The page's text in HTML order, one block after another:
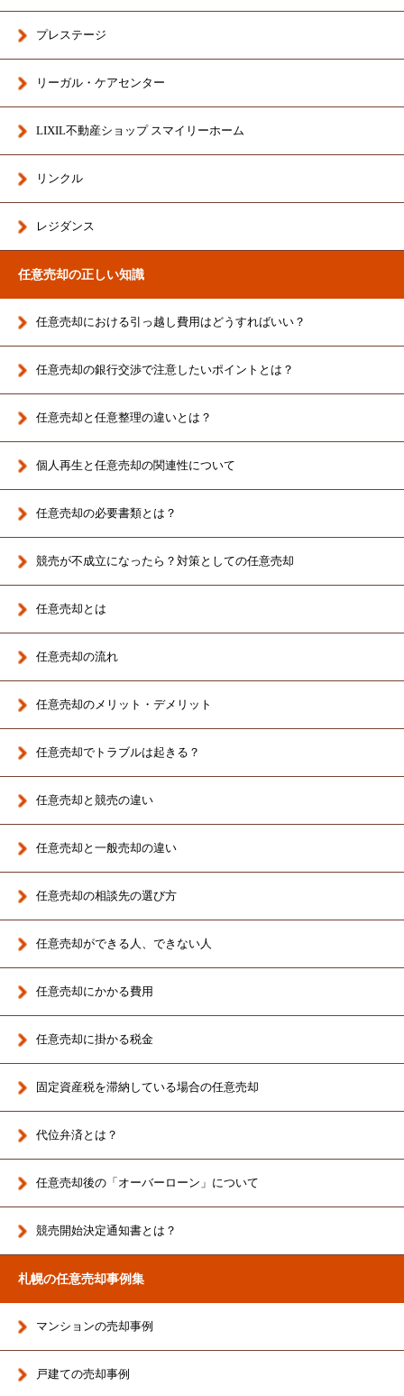
プレステージ
リーガル・ケアセンター
LIXIL不動産ショップ スマイリーホーム
リンクル
レジダンス
任意売却の正しい知識
任意売却における引っ越し費用はどうすればいい？
任意売却の銀行交渉で注意したいポイントとは？
任意売却と任意整理の違いとは？
個人再生と任意売却の関連性について
任意売却の必要書類とは？
競売が不成立になったら？対策としての任意売却
任意売却とは
任意売却の流れ
任意売却のメリット・デメリット
任意売却でトラブルは起きる？
任意売却と競売の違い
任意売却と一般売却の違い
任意売却の相談先の選び方
任意売却ができる人、できない人
任意売却にかかる費用
任意売却に掛かる税金
固定資産税を滞納している場合の任意売却
代位弁済とは？
任意売却後の「オーバーローン」について
競売開始決定通知書とは？
札幌の任意売却事例集
マンションの売却事例
戸建ての売却事例